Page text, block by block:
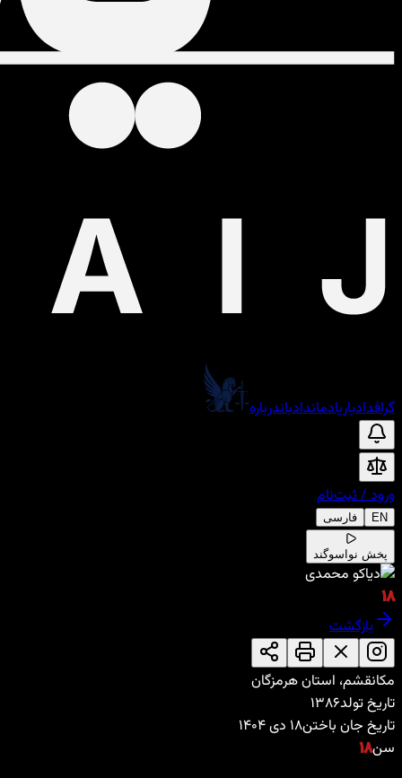
گرافدادیاریادماندادباندرباره
ورود/ثبت‌نام
EN فارسی
پخش نوا سوگند
۱۸
بازگشت
مکانقشم، استان هرمزگان
تاریخ تولد۱۳۸۶
تاریخ جان باختن۱۸ دی ۱۴۰۴
سن۱۸